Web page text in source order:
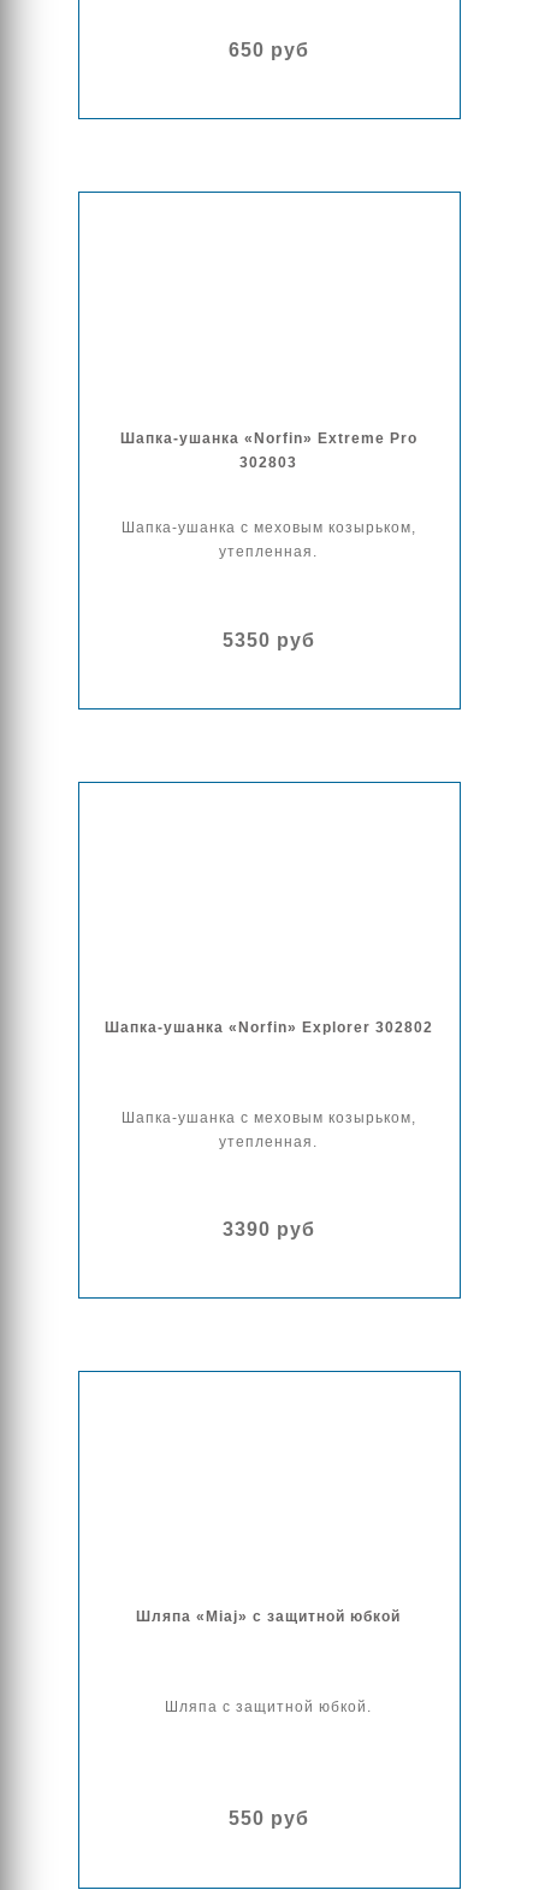
650 руб
Шапка-ушанка «Norfin» Extreme Pro
302803
Шапка-ушанка с меховым козырьком,
утепленная.
5350 руб
Шапка-ушанка «Norfin» Explorer 302802
Шапка-ушанка с меховым козырьком,
утепленная.
3390 руб
Шляпа «Miaj» с защитной юбкой
Шляпа с защитной юбкой.
550 руб